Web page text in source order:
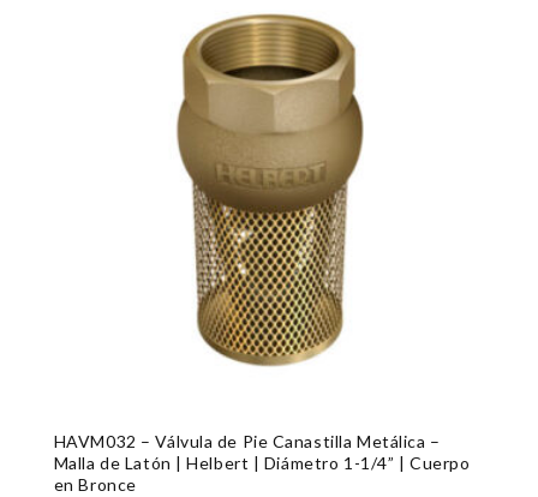
HAVM032 – Válvula de Pie Canastilla Metálica –
Malla de Latón | Helbert | Diámetro 1-1/4” | Cuerpo
en Bronce